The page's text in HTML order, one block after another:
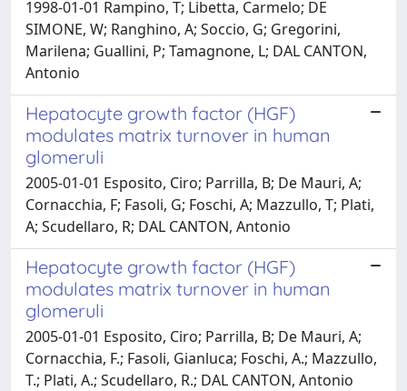
1998-01-01 Rampino, T; Libetta, Carmelo; DE
SIMONE, W; Ranghino, A; Soccio, G; Gregorini,
Marilena; Guallini, P; Tamagnone, L; DAL CANTON,
Antonio
Hepatocyte growth factor (HGF)
modulates matrix turnover in human
glomeruli
2005-01-01 Esposito, Ciro; Parrilla, B; De Mauri, A;
Cornacchia, F; Fasoli, G; Foschi, A; Mazzullo, T; Plati,
A; Scudellaro, R; DAL CANTON, Antonio
Hepatocyte growth factor (HGF)
modulates matrix turnover in human
glomeruli
2005-01-01 Esposito, Ciro; Parrilla, B; De Mauri, A;
Cornacchia, F.; Fasoli, Gianluca; Foschi, A.; Mazzullo,
T.; Plati, A.; Scudellaro, R.; DAL CANTON, Antonio